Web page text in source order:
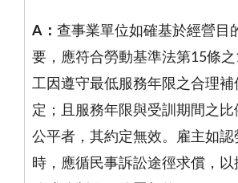
A ： 查事業單位如確基於經營目
要，應符合勞動基準法第15條之
工因遵守最低服務年限之合理
定；且服務年限與受訓期間之
公平者，其約定無效。雇主如
時，應循民事訴訟途徑求償，